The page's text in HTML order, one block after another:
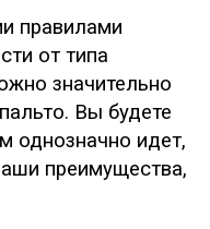
правилами
от типа
значительно
Вы будете
однозначно идет,
преимущества,